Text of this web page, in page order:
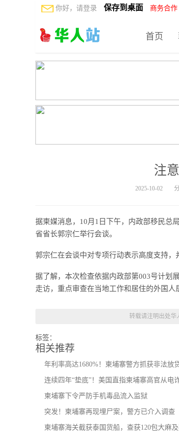
首页
你好，请登录 保存到桌面 商务合作
注
2025-10-02
据柬媒消息，10月1日下午，内政部移民总
省省长郭宗仁举行会谈。
郭宗仁在会谈中对专项行动表示高度支持，
据了解，本次检查依据内政部第003号计划
走访，重点审查在当地工作和居住的外国人
转载请注明出处华
标签：
相关推荐
年利率高达1680%！柬埔寨警方抓获非法放
连续四年“垫底”！美国直指柬埔寨高官从电
柬埔寨下令严防手机毒品流入监狱
突发！柬埔寨再现埋尸案，警方已介入调查
柬埔寨海关截获泰国货船，查获120包大麻